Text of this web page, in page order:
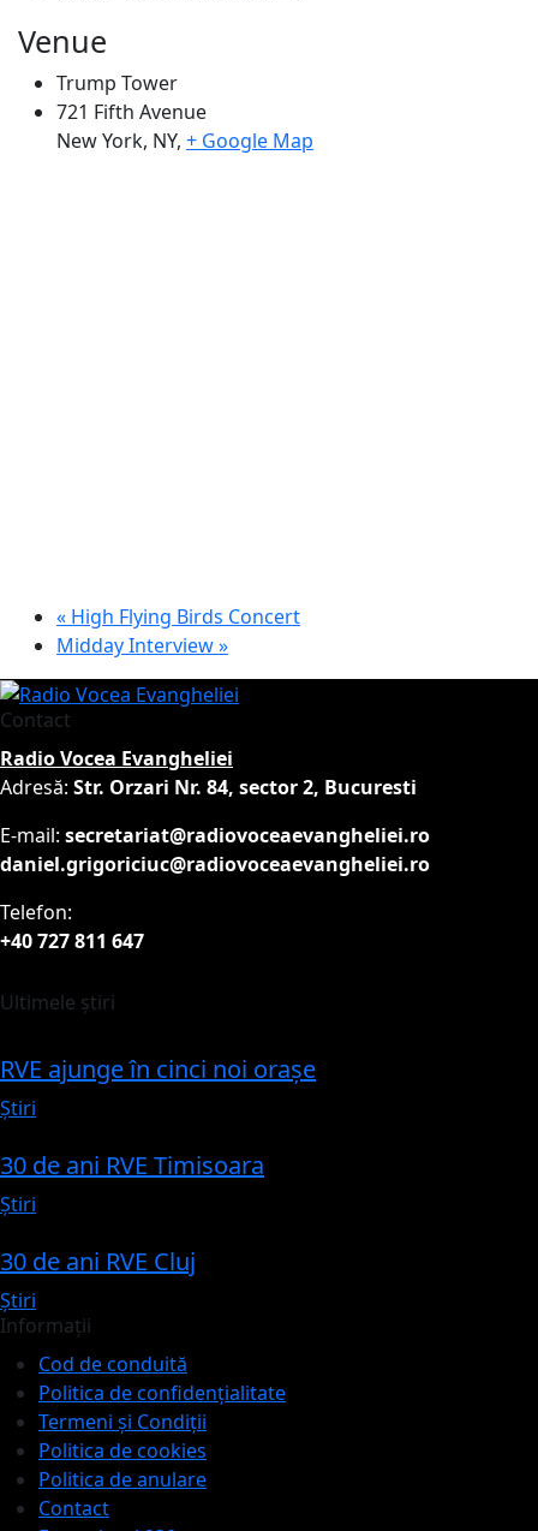
Venue
Trump Tower
721 Fifth Avenue
New York, NY, + Google Map
« High Flying Birds Concert
Midday Interview»
Contact
Radio Vocea Evangheliei
Adresă: Str. Orzari Nr. 84, sector 2, Bucuresti
E-mail: secretariat@radiovoceaevangheliei.ro
daniel.grigoriciuc@radiovoceaevangheliei.ro
Telefon:
+40 727 811 647
Ultimele știri
RVE ajunge în cinci noi orașe
Știri
30 de ani RVE Timisoara
Știri
30 de ani RVE Cluj
Știri
Informații
Cod de conduită
Politica de confidențialitate
Termeni și Condiții
Politica de cookies
Politica de anulare
Contact